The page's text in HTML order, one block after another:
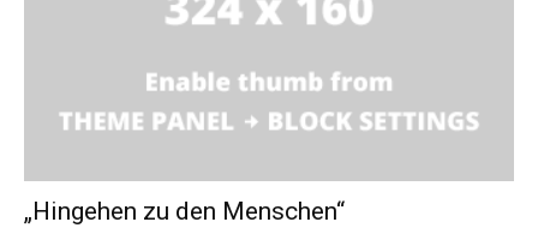
„Hingehen zu den Menschen“